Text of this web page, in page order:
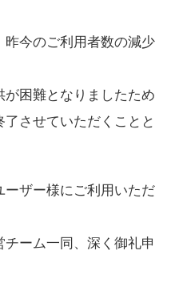
昨今のご利用者数の減少
困難となりましたため
させていただくことと
ザー様にご利用いただ
チーム一同、深く御礼申